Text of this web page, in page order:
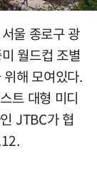
울 종로구 광
월드컵 조별
해 모여있다.
트 대형 미디
JTBC가 협